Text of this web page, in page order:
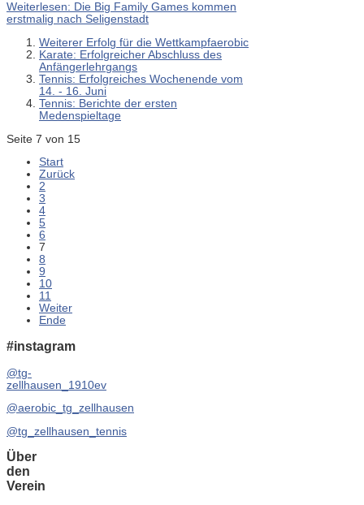
Weiterlesen: Die Big Family Games kommen
erstmalig nach Seligenstadt
Weiterer Erfolg für die Wettkampfaerobic
Karate: Erfolgreicher Abschluss des
Anfängerlehrgangs
Tennis: Erfolgreiches Wochenende vom
14. - 16. Juni
Tennis: Berichte der ersten
Medenspieltage
Seite 7 von 15
Start
Zurück
2
3
4
5
6
7
8
9
10
11
Weiter
Ende
#instagram
@tg-
zellhausen_1910ev
@aerobic_tg_zellhausen
@tg_zellhausen_tennis
Über
den
Verein